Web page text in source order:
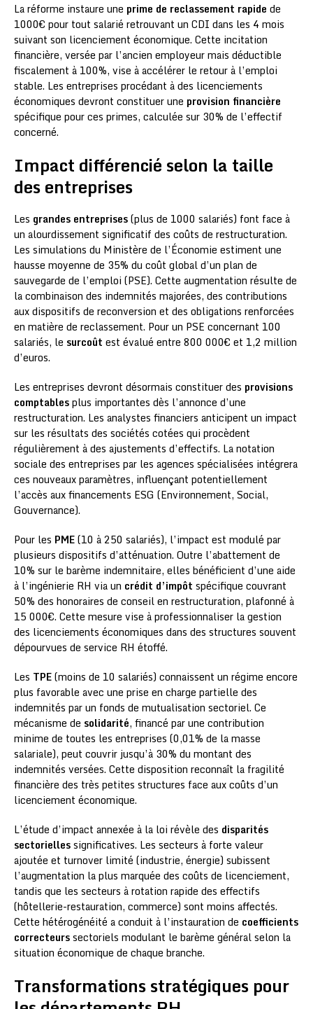
La réforme instaure une prime de reclassement rapide de
1000€ pour tout salarié retrouvant un CDI dans les 4 mois
suivant son licenciement économique. Cette incitation
financière, versée par l’ancien employeur mais déductible
fiscalement à 100%, vise à accélérer le retour à l’emploi
stable. Les entreprises procédant à des licenciements
économiques devront constituer une provision financière
spécifique pour ces primes, calculée sur 30% de l’effectif
concerné.
Impact différencié selon la taille
des entreprises
Les grandes entreprises(plus de 1000 salariés) font face à
un alourdissement significatif des coûts de restructuration.
Les simulations du Ministère de l’Économie estiment une
hausse moyenne de 35% du coût global d’un plan de
sauvegarde de l’emploi (PSE). Cette augmentation résulte de
la combinaison des indemnités majorées, des contributions
aux dispositifs de reconversion et des obligations renforcées
en matière de reclassement. Pour un PSE concernant 100
salariés, le surcoût est évalué entre 800 000€ et 1,2 million
d’euros.
Les entreprises devront désormais constituer des provisions
comptablesplus importantes dès l’annonce d’une
restructuration. Les analystes financiers anticipent un impact
sur les résultats des sociétés cotées qui procèdent
régulièrement à des ajustements d’effectifs. La notation
sociale des entreprises par les agences spécialisées intégrera
ces nouveaux paramètres, influençant potentiellement
l’accès aux financements ESG (Environnement, Social,
Gouvernance).
Pour les PME(10 à 250 salariés), l’impact est modulé par
plusieurs dispositifs d’atténuation. Outre l’abattement de
10% sur le barème indemnitaire, elles bénéficient d’une aide
à l’ingénierie RH via un crédit d’impôt spécifique couvrant
50% des honoraires de conseil en restructuration, plafonné à
15 000€. Cette mesure vise à professionnaliser la gestion
des licenciements économiques dans des structures souvent
dépourvues de service RH étoffé.
Les TPE(moins de 10 salariés) connaissent un régime encore
plus favorable avec une prise en charge partielle des
indemnités par un fonds de mutualisation sectoriel. Ce
mécanisme de solidarité, financé par une contribution
minime de toutes les entreprises (0,01% de la masse
salariale), peut couvrir jusqu’à 30% du montant des
indemnités versées. Cette disposition reconnaît la fragilité
financière des très petites structures face aux coûts d’un
licenciement économique.
L’étude d’impact annexée à la loi révèle des disparités
sectoriellessignificatives. Les secteurs à forte valeur
ajoutée et turnover limité (industrie, énergie) subissent
l’augmentation la plus marquée des coûts de licenciement,
tandis que les secteurs à rotation rapide des effectifs
(hôtellerie-restauration, commerce) sont moins affectés.
Cette hétérogénéité a conduit à l’instauration de coefficients
correcteurssectoriels modulant le barème général selon la
situation économique de chaque branche.
Transformations stratégiques pour